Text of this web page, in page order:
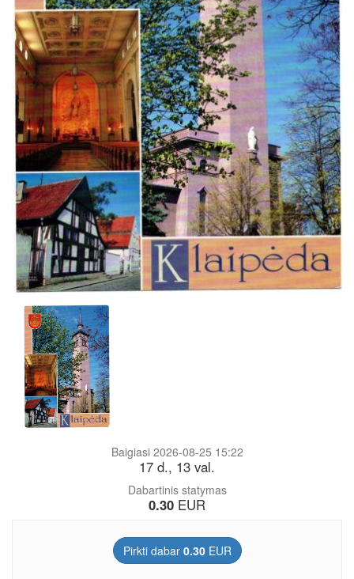
Dabartinis statymas
0.30 EUR
Baigiasi 2026-08-25 15:22
17 d., 13 val.
Pirkti dabar 0.30EUR